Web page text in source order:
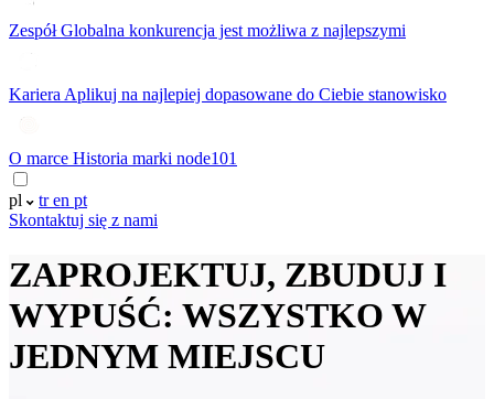
ZespółGlobalna konkurencja jest możliwa z najlepszymi
Kariera Aplikuj na najlepiej dopasowane do Ciebie stanowisko
O marce Historia marki node101
pl tren pt
Skontaktuj się z nami
ZAPROJEKTUJ, ZBUDUJ I
WYPUŚĆ: WSZYSTKO W
JEDNYM MIEJSCU